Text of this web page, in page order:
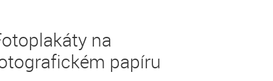
na
papíru